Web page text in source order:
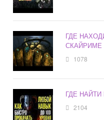
ГДЕ
СКАЙРИМЕ
1078
ГДЕ
2104